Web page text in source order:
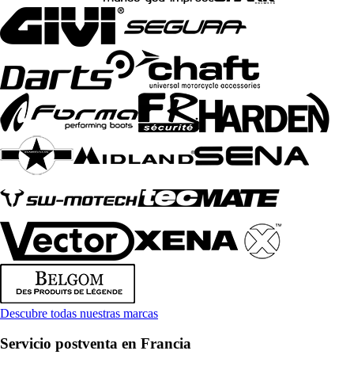
Descubre todas nuestras marcas
Servicio postventa en Francia